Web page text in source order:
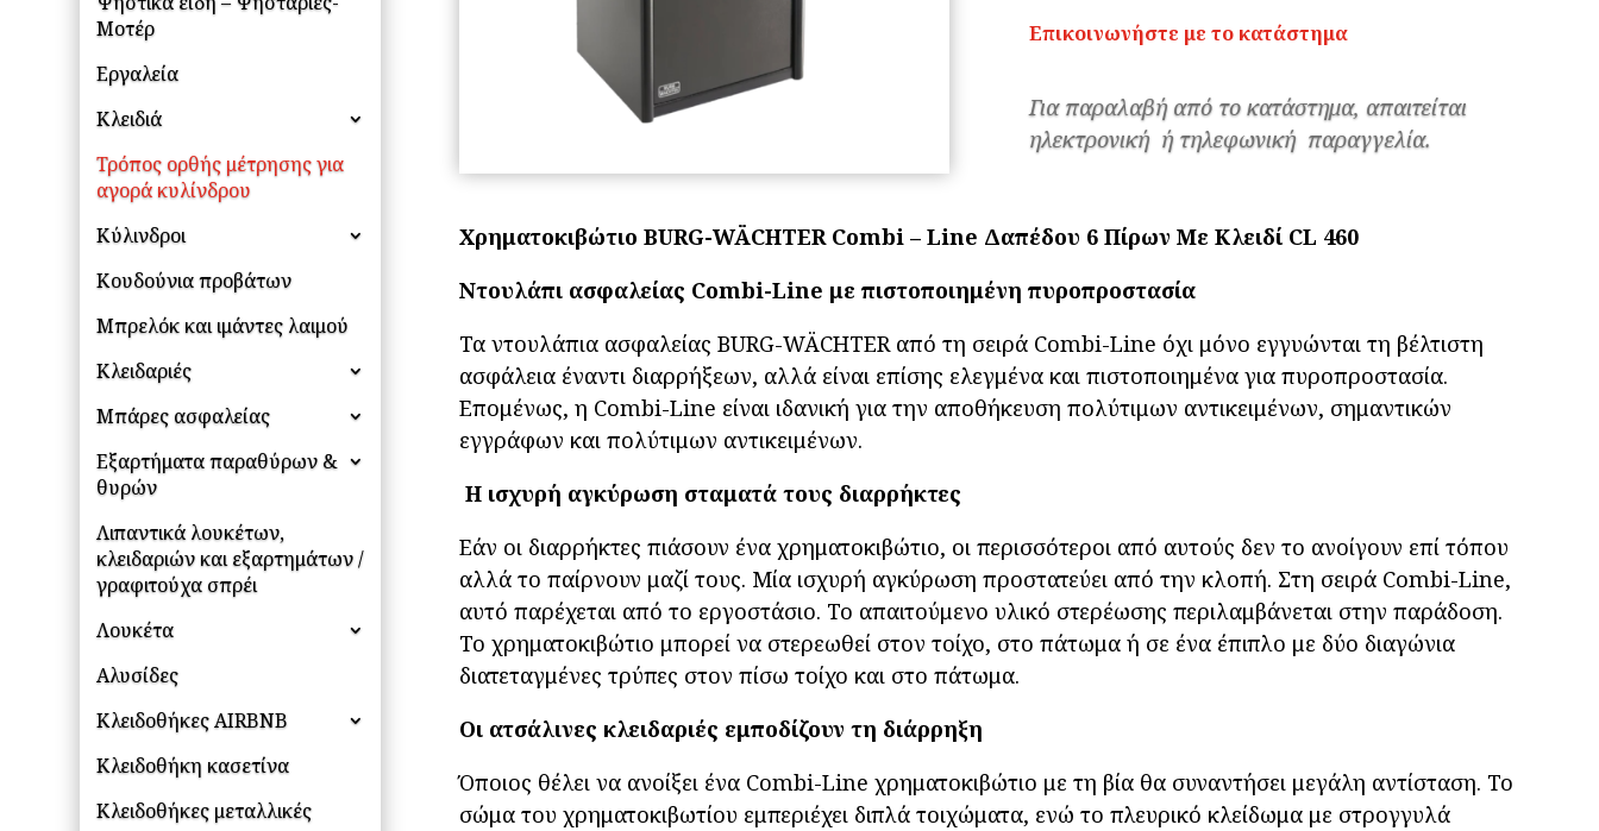
Μοτέρ
Εργαλεία
Κλειδιά
Τρόπος ορθής μέτρησης για
αγορά κυλίνδρου
Κύλινδροι
Κουδούνια προβάτων
Μπρελόκ και ιμάντες λαιμού
Κλειδαριές
Μπάρες ασφαλείας
Εξαρτήματα παραθύρων &
θυρών
Λιπαντικά λουκέτων,
κλειδαριών και εξαρτημάτων /
γραφιτούχα σπρέι
Λουκέτα
Αλυσίδες
Κλειδοθήκες AIRBNB
Κλειδοθήκη κασετίνα
Κλειδοθήκες μεταλλικές
Επικοινωνήστε με το κατάστημα
Για παραλαβή από το κατάστημα, απαιτείται
ηλεκτρονική ή τηλεφωνική παραγγελία.
Χρηματοκιβώτιο BURG-WÄCHTER Combi – Line Δαπέδου 6 Πίρων Με Κλειδί CL 460
Ντουλάπι ασφαλείας Combi-Line με πιστοποιημένη πυροπροστασία
Τα ντουλάπια ασφαλείας BURG-WÄCHTER από τη σειρά Combi-Line όχι μόνο εγγυώνται τη βέλτιστη
ασφάλεια έναντι διαρρήξεων, αλλά είναι επίσης ελεγμένα και πιστοποιημένα για πυροπροστασία.
Επομένως, η Combi-Line είναι ιδανική για την αποθήκευση πολύτιμων αντικειμένων, σημαντικών
εγγράφων και πολύτιμων αντικειμένων.
Η ισχυρή αγκύρωση σταματά τους διαρρήκτες
Εάν οι διαρρήκτες πιάσουν ένα χρηματοκιβώτιο, οι περισσότεροι από αυτούς δεν το ανοίγουν επί τόπου
αλλά το παίρνουν μαζί τους. Μία ισχυρή αγκύρωση προστατεύει από την κλοπή. Στη σειρά Combi-Line,
αυτό παρέχεται από το εργοστάσιο. Το απαιτούμενο υλικό στερέωσης περιλαμβάνεται στην παράδοση.
Το χρηματοκιβώτιο μπορεί να στερεωθεί στον τοίχο, στο πάτωμα ή σε ένα έπιπλο με δύο διαγώνια
διατεταγμένες τρύπες στον πίσω τοίχο και στο πάτωμα.
Οι ατσάλινες κλειδαριές εμποδίζουν τη διάρρηξη
Όποιος θέλει να ανοίξει ένα Combi-Line χρηματοκιβώτιο με τη βία θα συναντήσει μεγάλη αντίσταση. Το
σώμα του χρηματοκιβωτίου εμπεριέχει διπλά τοιχώματα, ενώ το πλευρικό κλείδωμα με στρογγυλά